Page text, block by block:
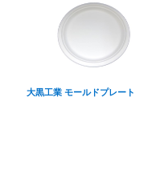
大黒工業 モールドプレート